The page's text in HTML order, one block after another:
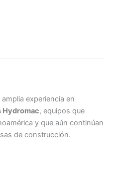
experiencia en
Hydromac, equipos que
y que aún continúan
de construcción.